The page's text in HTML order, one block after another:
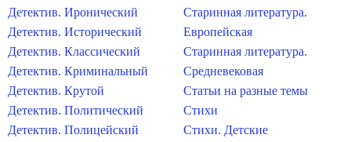
Детектив. Иронический
Детектив. Исторический
Детектив. Классический
Детектив. Криминальный
Детектив. Крутой
Детектив. Политический
Детектив. Полицейский
Старинная литература.
Европейская
Старинная литература.
Средневековая
Статьи на разные темы
Стихи
Стихи. Детские